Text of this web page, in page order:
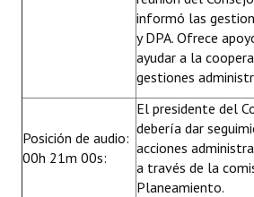
informó las
y DPA. Ofrece
ayudar a la
gestiones
Posición de audio:
00h 21m 00s:
El presidente del
debería dar
acciones
a través de la
Planeamiento.